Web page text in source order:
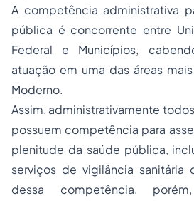
A competência administrativa
pública é concorrente entre
Federal e Municípios,
atuação em uma das áreas
Moderno.
Assim, administrativamente
possuem competência para
plenitude da saúde pública,
serviços de vigilância sanitária
dessa competência,